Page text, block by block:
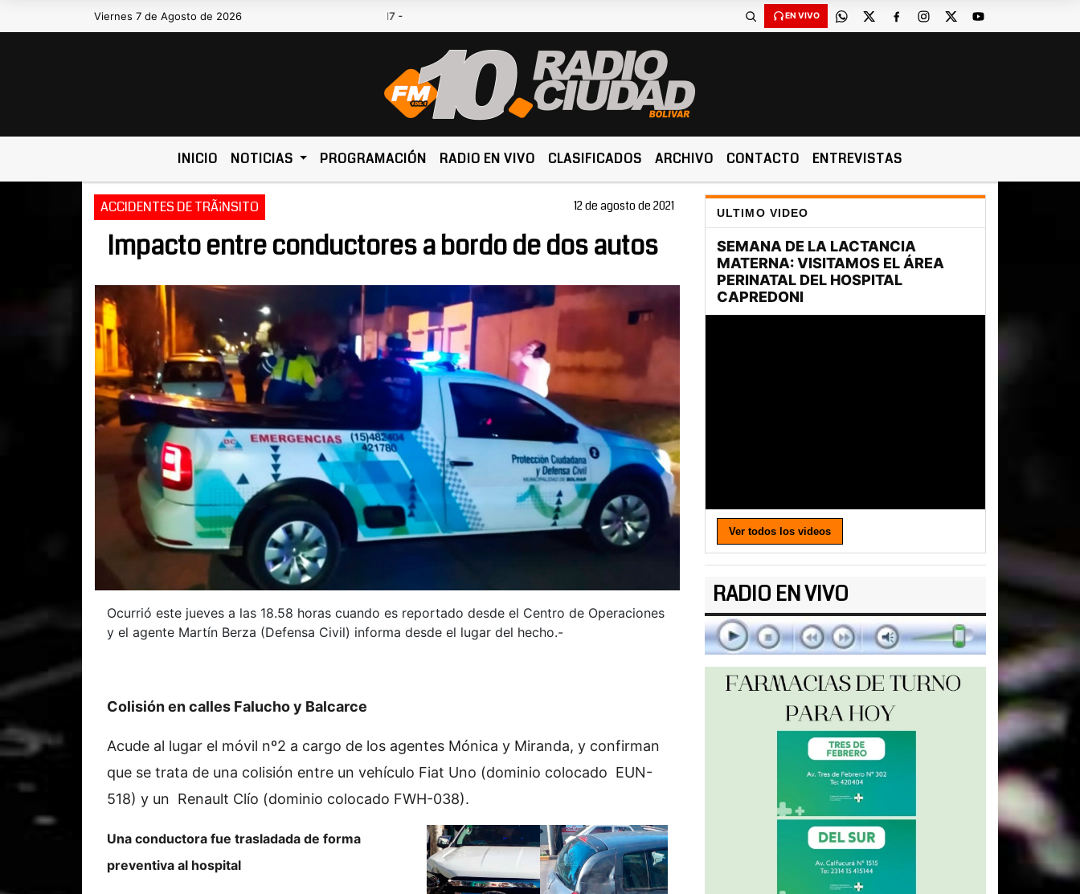
Viernes 7 de Agosto de 2026 Hoy es Viernes 7 de Agosto de 2026 y son las 19:17 -
EN VIVO
INICIO NOTICIAS PROGRAMACIÓN RADIO EN VIVO CLASIFICADOS ARCHIVO CONTACTO ENTREVISTAS
ACCIDENTES DE TRÃ¡NSITO 12 de agosto de 2021
Impacto entre conductores a bordo de dos autos
Ocurrió este jueves a las 18.58 horas cuando es reportado desde el Centro de Operaciones
y el agente Martín Berza (Defensa Civil) informa desde el lugar del hecho.-
Colisión en calles Falucho y Balcarce
Acude al lugar el móvil nº2 a cargo de los agentes Mónica y Miranda, y confirman
que se trata de una colisión entre un vehículo Fiat Uno (dominio colocado EUN-
518) y un Renault Clío (dominio colocado FWH-038).
Una conductora fue trasladada de forma
preventiva al hospital
ULTIMO VIDEO
Ver todos los videos
RADIO EN VIVO